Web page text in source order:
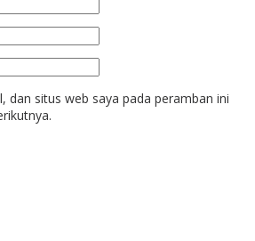
dan situs web saya pada peramban ini